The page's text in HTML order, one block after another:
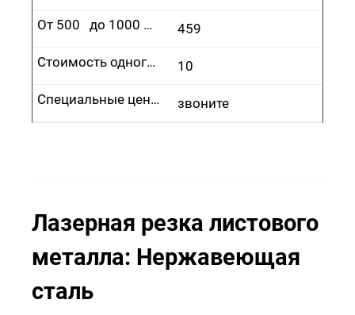
459
От 500 до 1000 м, руб.
10
Стоимость одного врезания, руб.
звоните
Специальные цены
Лазерная резка листового
металла: Нержавеющая
сталь